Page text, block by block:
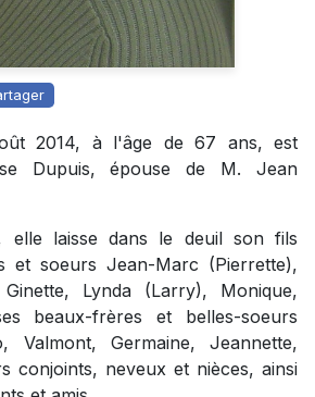
2014, à l'âge de 67 ans, est
Dupuis, épouse de M. Jean
elle laisse dans le deuil son fils
et soeurs Jean-Marc (Pierrette),
Lynda (Larry), Monique,
beaux-frères et belles-soeurs
Valmont, Germaine, Jeannette,
conjoints, neveux et nièces, ainsi